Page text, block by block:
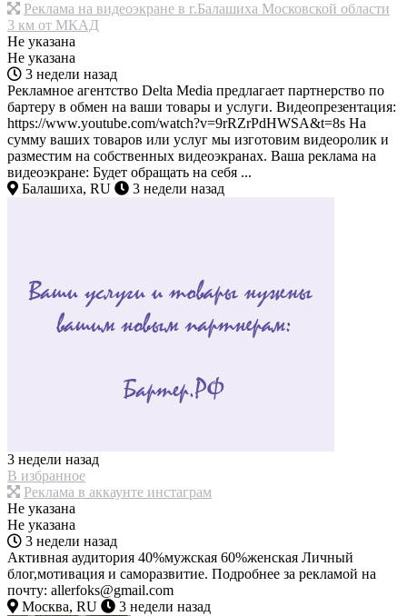
Реклама на видеоэкране в г.Балашиха Московской области
3 км от МКАД
Не указана
Не указана
3 недели назад
Рекламное агентство Delta Media предлагает партнерство по
бартеру в обмен на ваши товары и услуги. Видеопрезентация:
https://www.youtube.com/watch?v=9rRZrPdHWSA&t=8s На
сумму ваших товаров или услуг мы изготовим видеоролик и
разместим на собственных видеоэкранах. Ваша реклама на
видеоэкране: Будет обращать на себя ...
Балашиха, RU
3 недели назад
3 недели назад
В избранное
Реклама в аккаунте инстаграм
Не указана
Не указана
3 недели назад
Активная аудитория 40%мужская 60%женская Личный
блог,мотивация и саморазвитие. Подробнее за рекламой на
почту: allerfoks@gmail.com
Москва, RU
3 недели назад